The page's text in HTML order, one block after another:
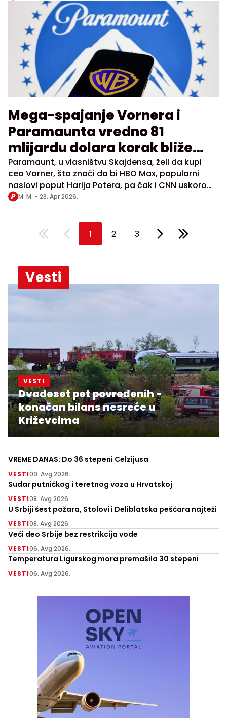
Mega-spajanje Vornera i
Paramaunta vredno 81
mlijardu dolara korak bliže
realizaciji
Paramaunt, u vlasništvu Skajdensa, želi da kupi
ceo Vorner, što znači da bi HBO Max, popularni
naslovi poput Harija Potera, pa čak i CNN uskoro
mogli da se nađu pod istim krovom sa CBS-om,
M. M. - 23. Apr 2026.
1 2 3
Vesti
VESTI
Dvadeset pet povređenih -
konačan bilans nesreće u
Križevcima
VREME DANAS: Do 36 stepeni Celzijusa
VESTI09. Avg 2026.
Sudar putničkog i teretnog voza u Hrvatskoj
VESTI08. Avg 2026.
U Srbiji šest požara, Stolovi i Deliblatska peščara najteži
VESTI08. Avg 2026.
Veći deo Srbije bez restrikcija vode
VESTI06. Avg 2026.
Temperatura Ligurskog mora premašila 30 stepeni
VESTI06. Avg 2026.